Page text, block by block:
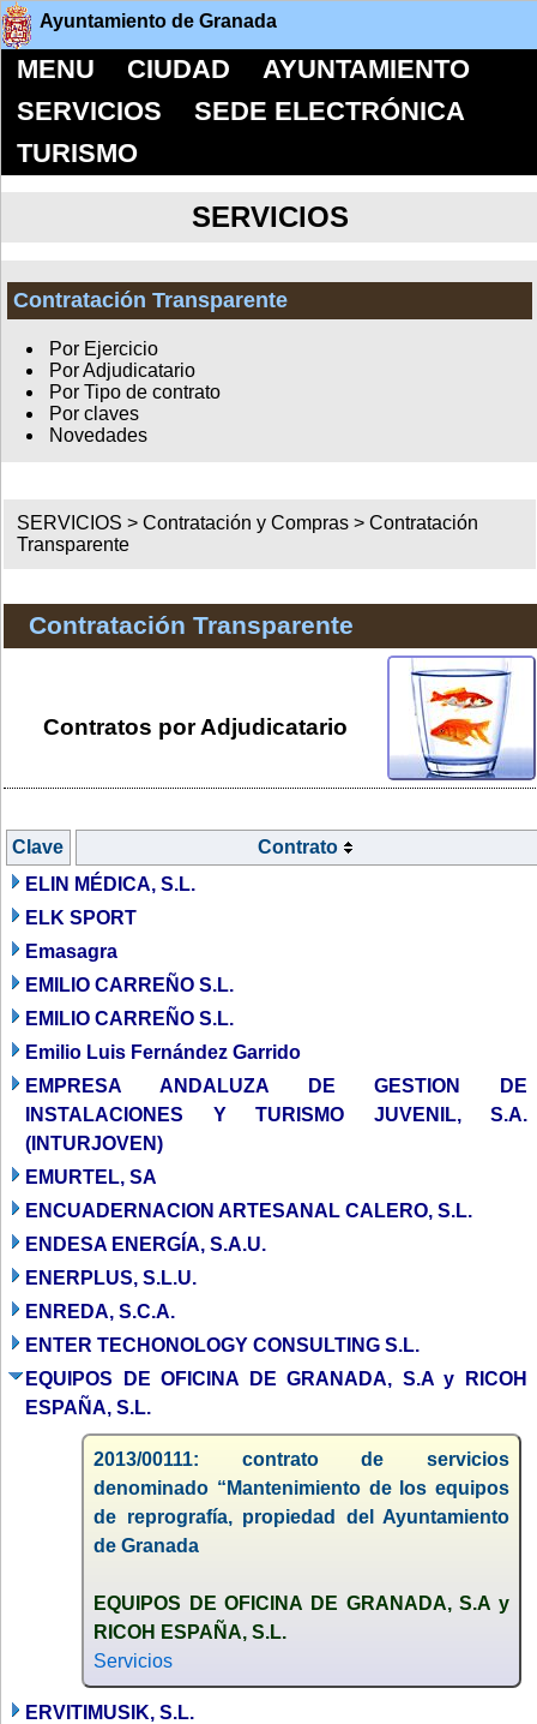
Ayuntamiento de Granada
MENU CIUDAD
AYUNTAMIENTO
SERVICIOS
SEDE ELECTRÓNICA
TURISMO
SERVICIOS
Contratación Transparente
Por Ejercicio
Por Adjudicatario
Por Tipo de contrato
Por claves
Novedades
SERVICIOS >Contratación y Compras >Contratación
Transparente
Contratación Transparente
Contratos por Adjudicatario
Clave
Contrato
ELIN MÉDICA, S.L.
ELK SPORT
Emasagra
EMILIO CARREÑO S.L.
EMILIO CARREÑO S.L.
Emilio Luis Fernández Garrido
EMPRESA ANDALUZA DE GESTION DE
INSTALACIONES Y TURISMO JUVENIL, S.A.
(INTURJOVEN)
EMURTEL, SA
ENCUADERNACION ARTESANAL CALERO, S.L.
ENDESA ENERGÍA, S.A.U.
ENERPLUS, S.L.U.
ENREDA, S.C.A.
ENTER TECHONOLOGY CONSULTING S.L.
EQUIPOS DE OFICINA DE GRANADA, S.A y RICOH
ESPAÑA, S.L.
2013/00111: contrato de servicios
denominado “Mantenimiento de los equipos
de reprografía, propiedad del Ayuntamiento
de Granada
EQUIPOS DE OFICINA DE GRANADA, S.A y
RICOH ESPAÑA, S.L.
Servicios
ERVITIMUSIK, S.L.